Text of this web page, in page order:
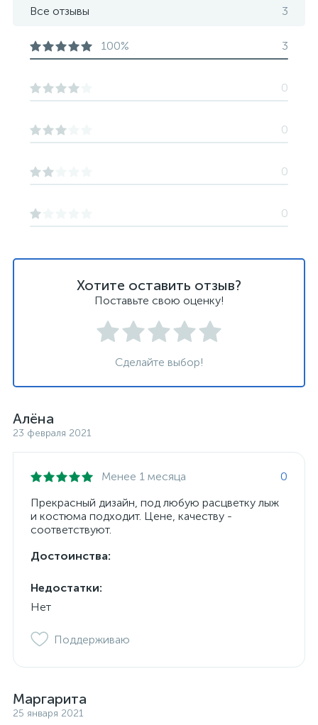
Хотите оставить отзыв?
Поставьте свою оценку!
Сделайте выбор!
Алёна
23 февраля 2021
Менее 1 месяца
0
Прекрасный дизайн, под любую расцветку лыж
и костюма подходит. Цене, качеству -
соответствуют.
Достоинства:
Недостатки:
Нет
Поддерживаю
Маргарита
25 января 2021
Все отзывы 3
100% 3
0
0
0
0